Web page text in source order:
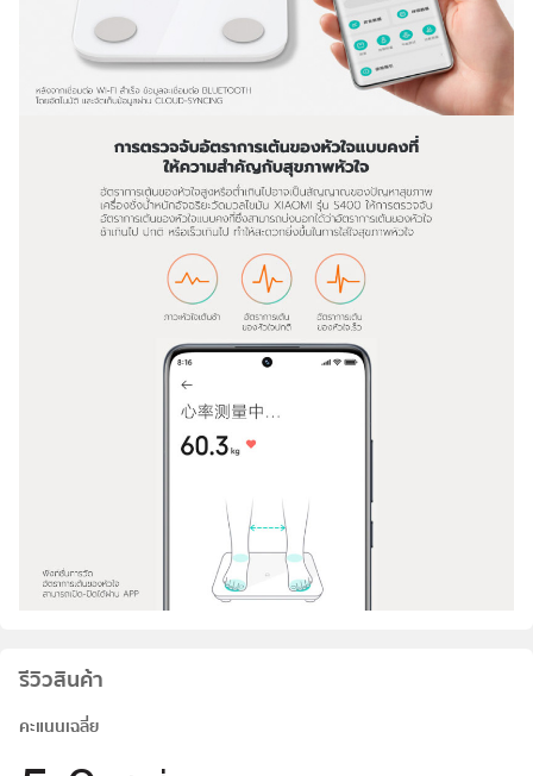
รีวิวสินค้า
คะแนนเฉลี่ย